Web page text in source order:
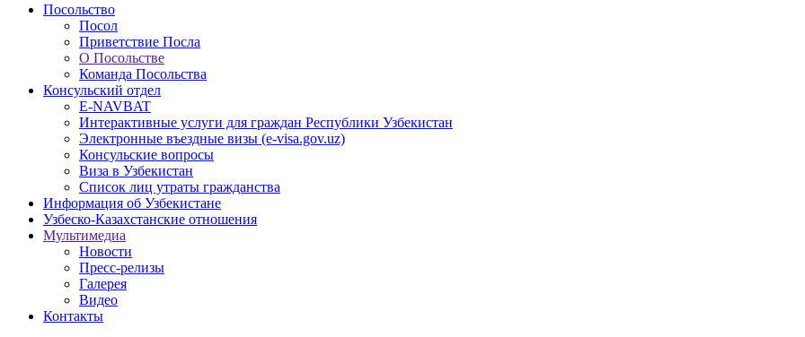
Посольство
Посол
Приветствие Посла
О Посольстве
Команда Посольства
Консульский отдел
E-NAVBAT
Интерактивные услуги для граждан Республики Узбекистан
Электронные въездные визы (e-visa.gov.uz)
Консульские вопросы
Виза в Узбекистан
Список лиц утраты гражданства
Информация об Узбекистане
Узбеско-Казахстанские отношения
Мультимедиа
Новости
Пресс-релизы
Галерея
Видео
Контакты